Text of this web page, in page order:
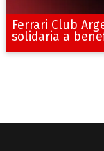
Ferrari Club
solidaria a